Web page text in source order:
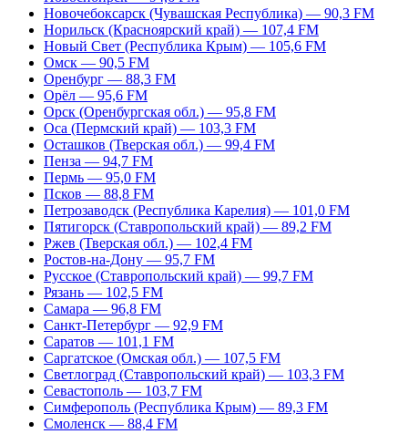
Новочебоксарск (Чувашская Республика) — 90,3 FM
Норильск (Красноярский край) — 107,4 FM
Новый Свет (Республика Крым) — 105,6 FM
Омск — 90,5 FM
Оренбург — 88,3 FM
Орёл — 95,6 FM
Орск (Оренбургская обл.) — 95,8 FM
Оса (Пермский край) — 103,3 FM
Осташков (Тверская обл.) — 99,4 FM
Пенза — 94,7 FM
Пермь — 95,0 FM
Псков — 88,8 FM
Петрозаводск (Республика Карелия) — 101,0 FM
Пятигорск (Ставропольский край) — 89,2 FM
Ржев (Тверская обл.) — 102,4 FM
Ростов-на-Дону — 95,7 FM
Русское (Ставропольский край) — 99,7 FM
Рязань — 102,5 FM
Самара — 96,8 FM
Санкт-Петербург — 92,9 FM
Саратов — 101,1 FM
Саргатское (Омская обл.) — 107,5 FM
Светлоград (Ставропольский край) — 103,3 FM
Севастополь — 103,7 FM
Симферополь (Республика Крым) — 89,3 FM
Смоленск — 88,4 FM